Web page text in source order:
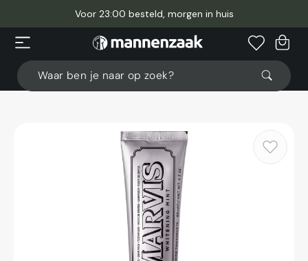
content
Voor 23:00 besteld, morgen in huis
Waar ben je naar op zoek?